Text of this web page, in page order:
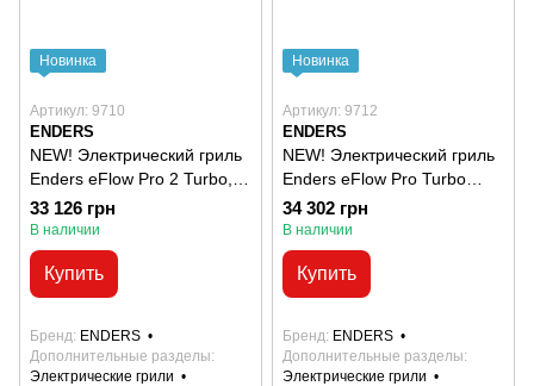
Новинка
Артикул: 9710
ENDERS
NEW! Электрический гриль
Enders eFlow Pro 2 Turbo, 3
кВт
33 126 грн
В наличии
Купить
Бренд ENDERS
Дополнительные разделы
Электрические грили
Новинка
Артикул: 9712
ENDERS
NEW! Электрический гриль
Enders eFlow Pro Turbo
SHADOW, 3 кВт
34 302 грн
В наличии
Купить
Бренд ENDERS
Дополнительные разделы
Электрические грили